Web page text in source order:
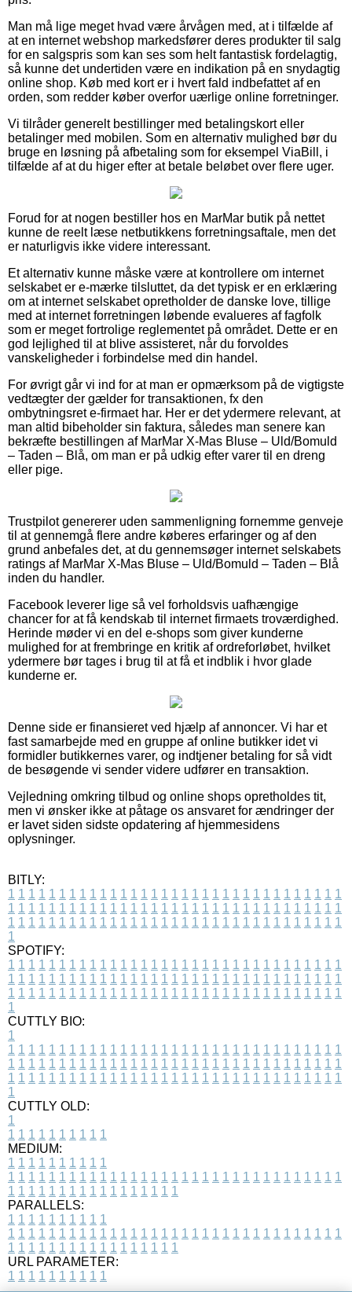
Man må lige meget hvad være årvågen med, at i tilfælde af
at en internet webshop markedsfører deres produkter til salg
for en salgspris som kan ses som helt fantastisk fordelagtig,
så kunne det undertiden være en indikation på en snydagtig
online shop. Køb med kort er i hvert fald indbefattet af en
orden, som redder køber overfor uærlige online forretninger.
Vi tilråder generelt bestillinger med betalingskort eller
betalinger med mobilen. Som en alternativ mulighed bør du
bruge en løsning på afbetaling som for eksempel ViaBill, i
tilfælde af at du higer efter at betale beløbet over flere uger.
Forud for at nogen bestiller hos en MarMar butik på nettet
kunne de reelt læse netbutikkens forretningsaftale, men det
er naturligvis ikke videre interessant.
Et alternativ kunne måske være at kontrollere om internet
selskabet er e-mærke tilsluttet, da det typisk er en erklæring
om at internet selskabet opretholder de danske love, tillige
med at internet forretningen løbende evalueres af fagfolk
som er meget fortrolige reglementet på området. Dette er en
god lejlighed til at blive assisteret, når du forvoldes
vanskeligheder i forbindelse med din handel.
For øvrigt går vi ind for at man er opmærksom på de vigtigste
vedtægter der gælder for transaktionen, fx den
ombytningsret e-firmaet har. Her er det ydermere relevant, at
man altid bibeholder sin faktura, således man senere kan
bekræfte bestillingen af MarMar X-Mas Bluse – Uld/Bomuld
– Taden – Blå, om man er på udkig efter varer til en dreng
eller pige.
Trustpilot genererer uden sammenligning fornemme genveje
til at gennemgå flere andre køberes erfaringer og af den
grund anbefales det, at du gennemsøger internet selskabets
ratings af MarMar X-Mas Bluse – Uld/Bomuld – Taden – Blå
inden du handler.
Facebook leverer lige så vel forholdsvis uafhængige
chancer for at få kendskab til internet firmaets troværdighed.
Herinde møder vi en del e-shops som giver kunderne
mulighed for at frembringe en kritik af ordreforløbet, hvilket
ydermere bør tages i brug til at få et indblik i hvor glade
kunderne er.
Denne side er finansieret ved hjælp af annoncer. Vi har et
fast samarbejde med en gruppe af online butikker idet vi
formidler butikkernes varer, og indtjener betaling for så vidt
de besøgende vi sender videre udfører en transaktion.
Vejledning omkring tilbud og online shops opretholdes tit,
men vi ønsker ikke at påtage os ansvaret for ændringer der
er lavet siden sidste opdatering af hjemmesidens
oplysninger.
BITLY:
1 1 1 1 1 1 1 1 1 1 1 1 1 1 1 1 1 1 1 1 1 1 1 1 1 1 1 1 1 1 1 1 1
1 1 1 1 1 1 1 1 1 1 1 1 1 1 1 1 1 1 1 1 1 1 1 1 1 1 1 1 1 1 1 1 1
1 1 1 1 1 1 1 1 1 1 1 1 1 1 1 1 1 1 1 1 1 1 1 1 1 1 1 1 1 1 1 1 1
1
SPOTIFY:
1 1 1 1 1 1 1 1 1 1 1 1 1 1 1 1 1 1 1 1 1 1 1 1 1 1 1 1 1 1 1 1 1
1 1 1 1 1 1 1 1 1 1 1 1 1 1 1 1 1 1 1 1 1 1 1 1 1 1 1 1 1 1 1 1 1
1 1 1 1 1 1 1 1 1 1 1 1 1 1 1 1 1 1 1 1 1 1 1 1 1 1 1 1 1 1 1 1 1
1
CUTTLY BIO:
1
1 1 1 1 1 1 1 1 1 1 1 1 1 1 1 1 1 1 1 1 1 1 1 1 1 1 1 1 1 1 1 1 1
1 1 1 1 1 1 1 1 1 1 1 1 1 1 1 1 1 1 1 1 1 1 1 1 1 1 1 1 1 1 1 1 1
1 1 1 1 1 1 1 1 1 1 1 1 1 1 1 1 1 1 1 1 1 1 1 1 1 1 1 1 1 1 1 1 1
1
CUTTLY OLD:
1
1 1 1 1 1 1 1 1 1 1
MEDIUM:
1 1 1 1 1 1 1 1 1 1
1 1 1 1 1 1 1 1 1 1 1 1 1 1 1 1 1 1 1 1 1 1 1 1 1 1 1 1 1 1 1 1 1
1 1 1 1 1 1 1 1 1 1 1 1 1 1 1 1 1
PARALLELS:
1 1 1 1 1 1 1 1 1 1
1 1 1 1 1 1 1 1 1 1 1 1 1 1 1 1 1 1 1 1 1 1 1 1 1 1 1 1 1 1 1 1 1
1 1 1 1 1 1 1 1 1 1 1 1 1 1 1 1 1
URL PARAMETER:
1 1 1 1 1 1 1 1 1 1